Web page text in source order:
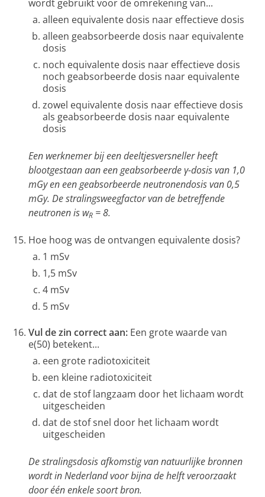
wordt gebruikt voor de omrekening van...
alleen equivalente dosis naar effectieve dosis
alleen geabsorbeerde dosis naar equivalente
dosis
noch equivalente dosis naar effectieve dosis
noch geabsorbeerde dosis naar equivalente
dosis
zowel equivalente dosis naar effectieve dosis
als geabsorbeerde dosis naar equivalente
dosis
Een werknemer bij een deeltjesversneller heeft
blootgestaan aan een geabsorbeerde γ-dosis van 1,0
mGy en een geabsorbeerde neutronendosis van 0,5
mGy. De stralingsweegfactor van de betreffende
neutronen is wR = 8.
Hoe hoog was de ontvangen equivalente dosis?
1 mSv
1,5 mSv
4 mSv
5 mSv
Vul de zin correct aan: Een grote waarde van
e(50) betekent...
een grote radiotoxiciteit
een kleine radiotoxiciteit
dat de stof langzaam door het lichaam wordt
uitgescheiden
dat de stof snel door het lichaam wordt
uitgescheiden
De stralingsdosis afkomstig van natuurlijke bronnen
wordt in Nederland voor bijna de helft veroorzaakt
door één enkele soort bron.